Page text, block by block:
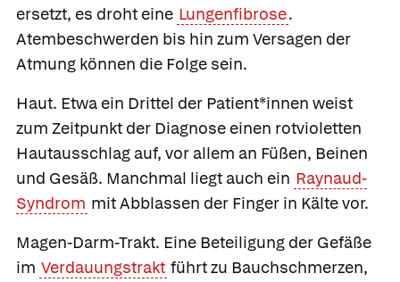
ersetzt, es droht eine Lungenfibrose.
Atembeschwerden bis hin zum Versagen der
Atmung können die Folge sein.
Haut. Etwa ein Drittel der Patient*innen weist
zum Zeitpunkt der Diagnose einen rotvioletten
Hautausschlag auf, vor allem an Füßen, Beinen
und Gesäß. Manchmal liegt auch ein Raynaud-
Syndrom mit Abblassen der Finger in Kälte vor.
Magen-Darm-Trakt. Eine Beteiligung der Gefäße
im Verdauungstrakt führt zu Bauchschmerzen,